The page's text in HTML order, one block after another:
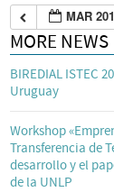
MAR
MORE NEWS
BIREDIAL ISTEC
Uruguay
Workshop
Transferencia de
desarrollo y el
de la UNLP